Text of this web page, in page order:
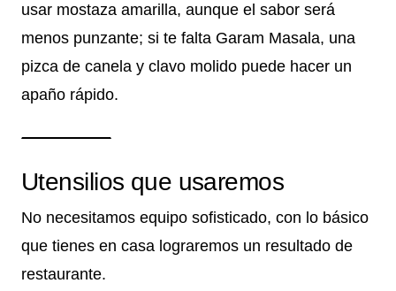
usar mostaza amarilla, aunque el sabor será
menos punzante; si te falta Garam Masala, una
pizca de canela y clavo molido puede hacer un
apaño rápido.
Utensilios que usaremos
No necesitamos equipo sofisticado, con lo básico
que tienes en casa lograremos un resultado de
restaurante.